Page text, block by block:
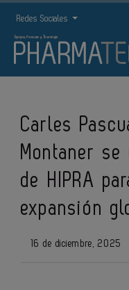
Redes Sociales
Carles
Montaner
de HIPRA
expansión
16 de diciembre, 2025